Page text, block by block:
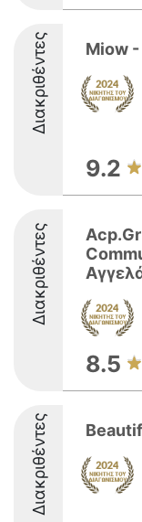
Διακριθέντες Miow
9.2
Διακριθέντες
8.5
Διακριθέντες